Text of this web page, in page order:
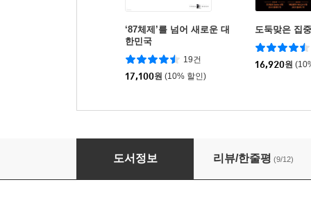
‘87체제’를 넘어 새로운 대
한민국
19건
17,100원 (10% 할인)
도둑맞은 집
16,920원
대한민국 사회 교과서
도서정보 리뷰/한줄평 (9/12)